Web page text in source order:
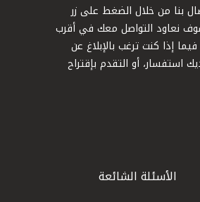
بنا من خلال الضغط على زر
نعاود التواصل معك في أقرب
إذا كنت ترغب بالإبلاغ عن
استفسار، أو التقدم بإقتراح
الأسئلة الشائعة